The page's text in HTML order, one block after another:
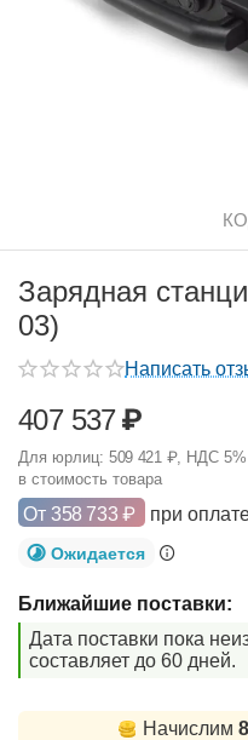
Зарядная
03)
Написать
407 537₽
Для юрлиц: 509 421 ₽, НДС
в стоимость товара
От 358 733 ₽ при
Ожидается
Ближайшие поставки:
Дата поставки пока
составляет до 60 дней.
Начислим